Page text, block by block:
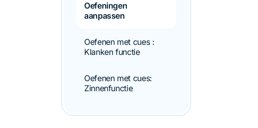
Oefeningen
aanpassen
Oefenen met cues :
Klanken functie
Oefenen met cues:
Zinnenfunctie